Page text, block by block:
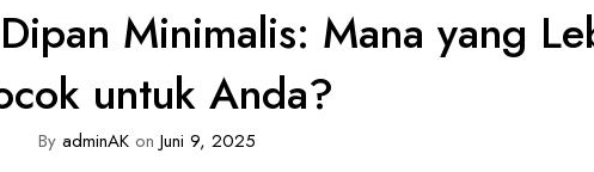
Minimalis: Mana yang
untuk Anda?
By adminAK on Juni 9, 2025